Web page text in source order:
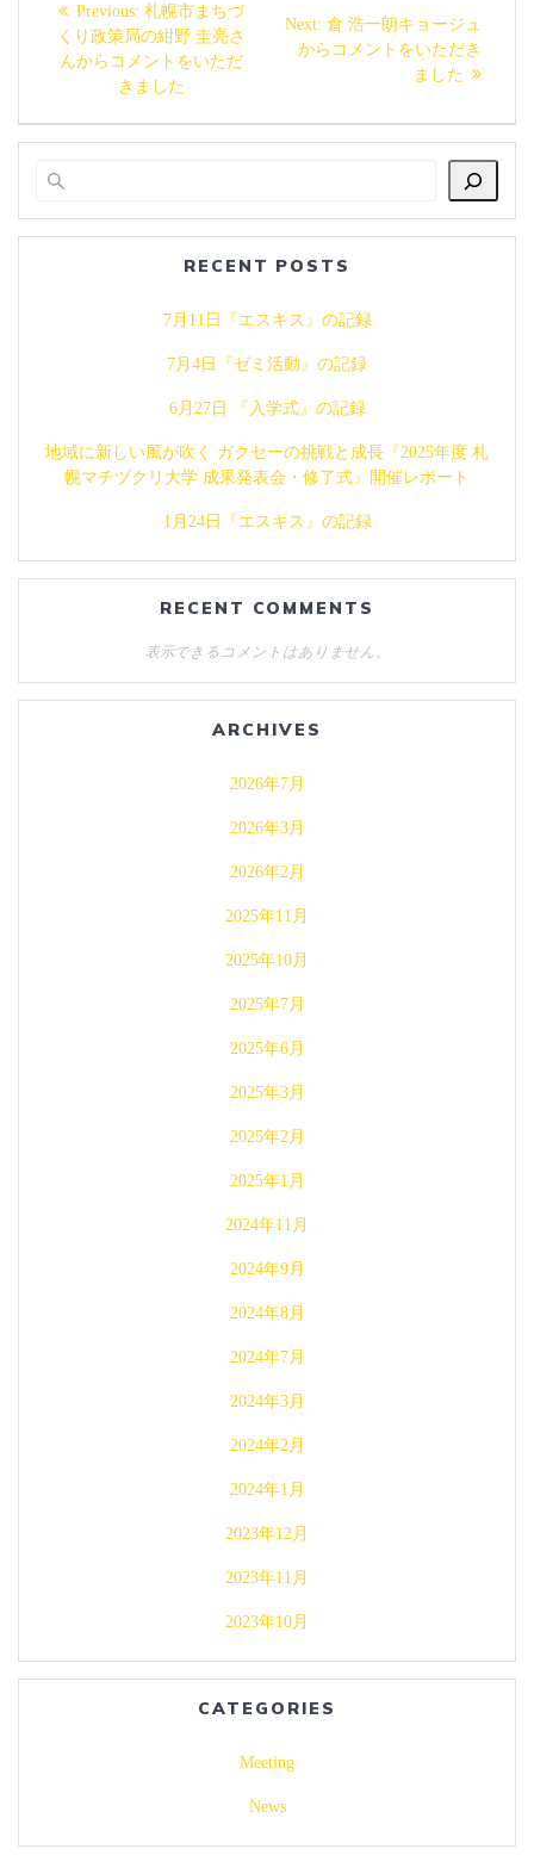
ビ
ゲ
ー
Previous: Previous
post:
札幌市まちづ
くり政策局の紺野 圭亮さ
んからコメントをいただ
きました
Next: Next
post:
倉 浩一朗キョージュ
からコメントをいただき
ました
RECENT POSTS
7月11日『エスキス』の記録
7月4日『ゼミ活動』の記録
6月27日 『入学式』の記録
地域に新しい風が吹く ガクセーの挑戦と成長『2025年度 札
幌マチヅクリ大学 成果発表会・修了式』開催レポート
1月24日『エスキス』の記録
RECENT COMMENTS
表示できるコメントはありません。
ARCHIVES
2026年7月
2026年3月
2026年2月
2025年11月
2025年10月
2025年7月
2025年6月
2025年3月
2025年2月
2025年1月
2024年11月
2024年9月
2024年8月
2024年7月
2024年3月
2024年2月
2024年1月
2023年12月
2023年11月
2023年10月
CATEGORIES
Meeting
News